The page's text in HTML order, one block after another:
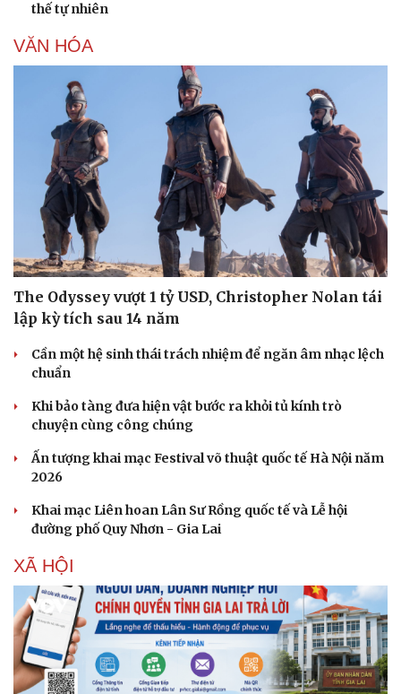
thế tự nhiên
VĂN HÓA
The Odyssey vượt 1 tỷ USD, Christopher Nolan tái
lập kỳ tích sau 14 năm
Cần một hệ sinh thái trách nhiệm để ngăn âm nhạc lệch
chuẩn
Khi bảo tàng đưa hiện vật bước ra khỏi tủ kính trò
chuyện cùng công chúng
Ấn tượng khai mạc Festival võ thuật quốc tế Hà Nội năm
2026
Khai mạc Liên hoan Lân Sư Rồng quốc tế và Lễ hội
đường phố Quy Nhơn - Gia Lai
XÃ HỘI